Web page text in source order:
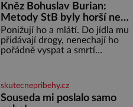
Kněz Bohuslav Burian:
Metody StB byly horší než
gestapácké trýznění
Ponižují ho a mlátí. Do jídla mu
přidávají drogy, nenechají ho
pořádně vyspat a smrtí
estébákům podepíše všechno,
co po něm chtějí. Svým
podpisem jim potvrdí také to, že
skutecnepribehy.cz
Souseda mi poslalo samo